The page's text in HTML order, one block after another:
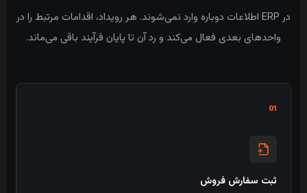
در ERP اطلاعات دوباره وارد نمی‌شوند. هر رویداد، اقدامات مرتبط را در
واحدهای بعدی فعال می‌کند و رد آن تا پایان فرآیند باقی می‌ماند.
01
ثبت سفارش فروش